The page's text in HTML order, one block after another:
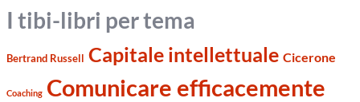
I tibi-libri per tema
Bertrand Russell Capitale intellettuale Cicerone
Coaching Comunicare efficacemente